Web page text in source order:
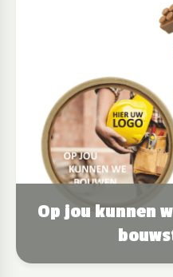
Op jou kunnen